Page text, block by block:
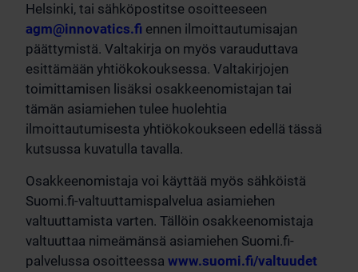
Helsinki, tai sähköpostitse osoitteeseen
agm@innovatics.fi ennen ilmoittautumisajan
päättymistä. Valtakirja on myös varauduttava
esittämään yhtiökokouksessa. Valtakirjojen
toimittamisen lisäksi osakkeenomistajan tai
tämän asiamiehen tulee huolehtia
ilmoittautumisesta yhtiökokoukseen edellä tässä
kutsussa kuvatulla tavalla.
Osakkeenomistaja voi käyttää myös sähköistä
Suomi.fi-valtuuttamispalvelua asiamiehen
valtuuttamista varten. Tällöin osakkeenomistaja
valtuuttaa nimeämänsä asiamiehen Suomi.fi-
palvelussa osoitteessa www.suomi.fi/valtuudet